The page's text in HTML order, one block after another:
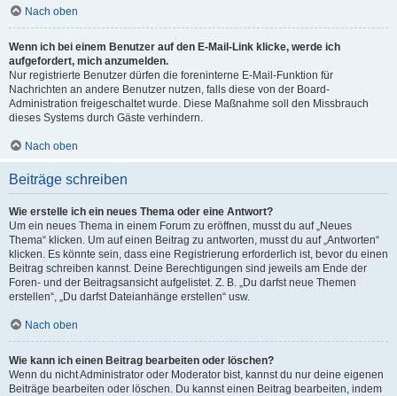
Nach oben
Wenn ich bei einem Benutzer auf den E-Mail-Link klicke, werde ich
aufgefordert, mich anzumelden.
Nur registrierte Benutzer dürfen die foreninterne E-Mail-Funktion für
Nachrichten an andere Benutzer nutzen, falls diese von der Board-
Administration freigeschaltet wurde. Diese Maßnahme soll den Missbrauch
dieses Systems durch Gäste verhindern.
Nach oben
Beiträge schreiben
Wie erstelle ich ein neues Thema oder eine Antwort?
Um ein neues Thema in einem Forum zu eröffnen, musst du auf „Neues
Thema“ klicken. Um auf einen Beitrag zu antworten, musst du auf „Antworten“
klicken. Es könnte sein, dass eine Registrierung erforderlich ist, bevor du einen
Beitrag schreiben kannst. Deine Berechtigungen sind jeweils am Ende der
Foren- und der Beitragsansicht aufgelistet. Z. B. „Du darfst neue Themen
erstellen“, „Du darfst Dateianhänge erstellen“ usw.
Nach oben
Wie kann ich einen Beitrag bearbeiten oder löschen?
Wenn du nicht Administrator oder Moderator bist, kannst du nur deine eigenen
Beiträge bearbeiten oder löschen. Du kannst einen Beitrag bearbeiten, indem